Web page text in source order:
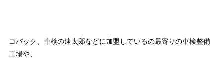
コバック、車検の速太郎などに加盟しているの最寄りの車検整備
工場や、